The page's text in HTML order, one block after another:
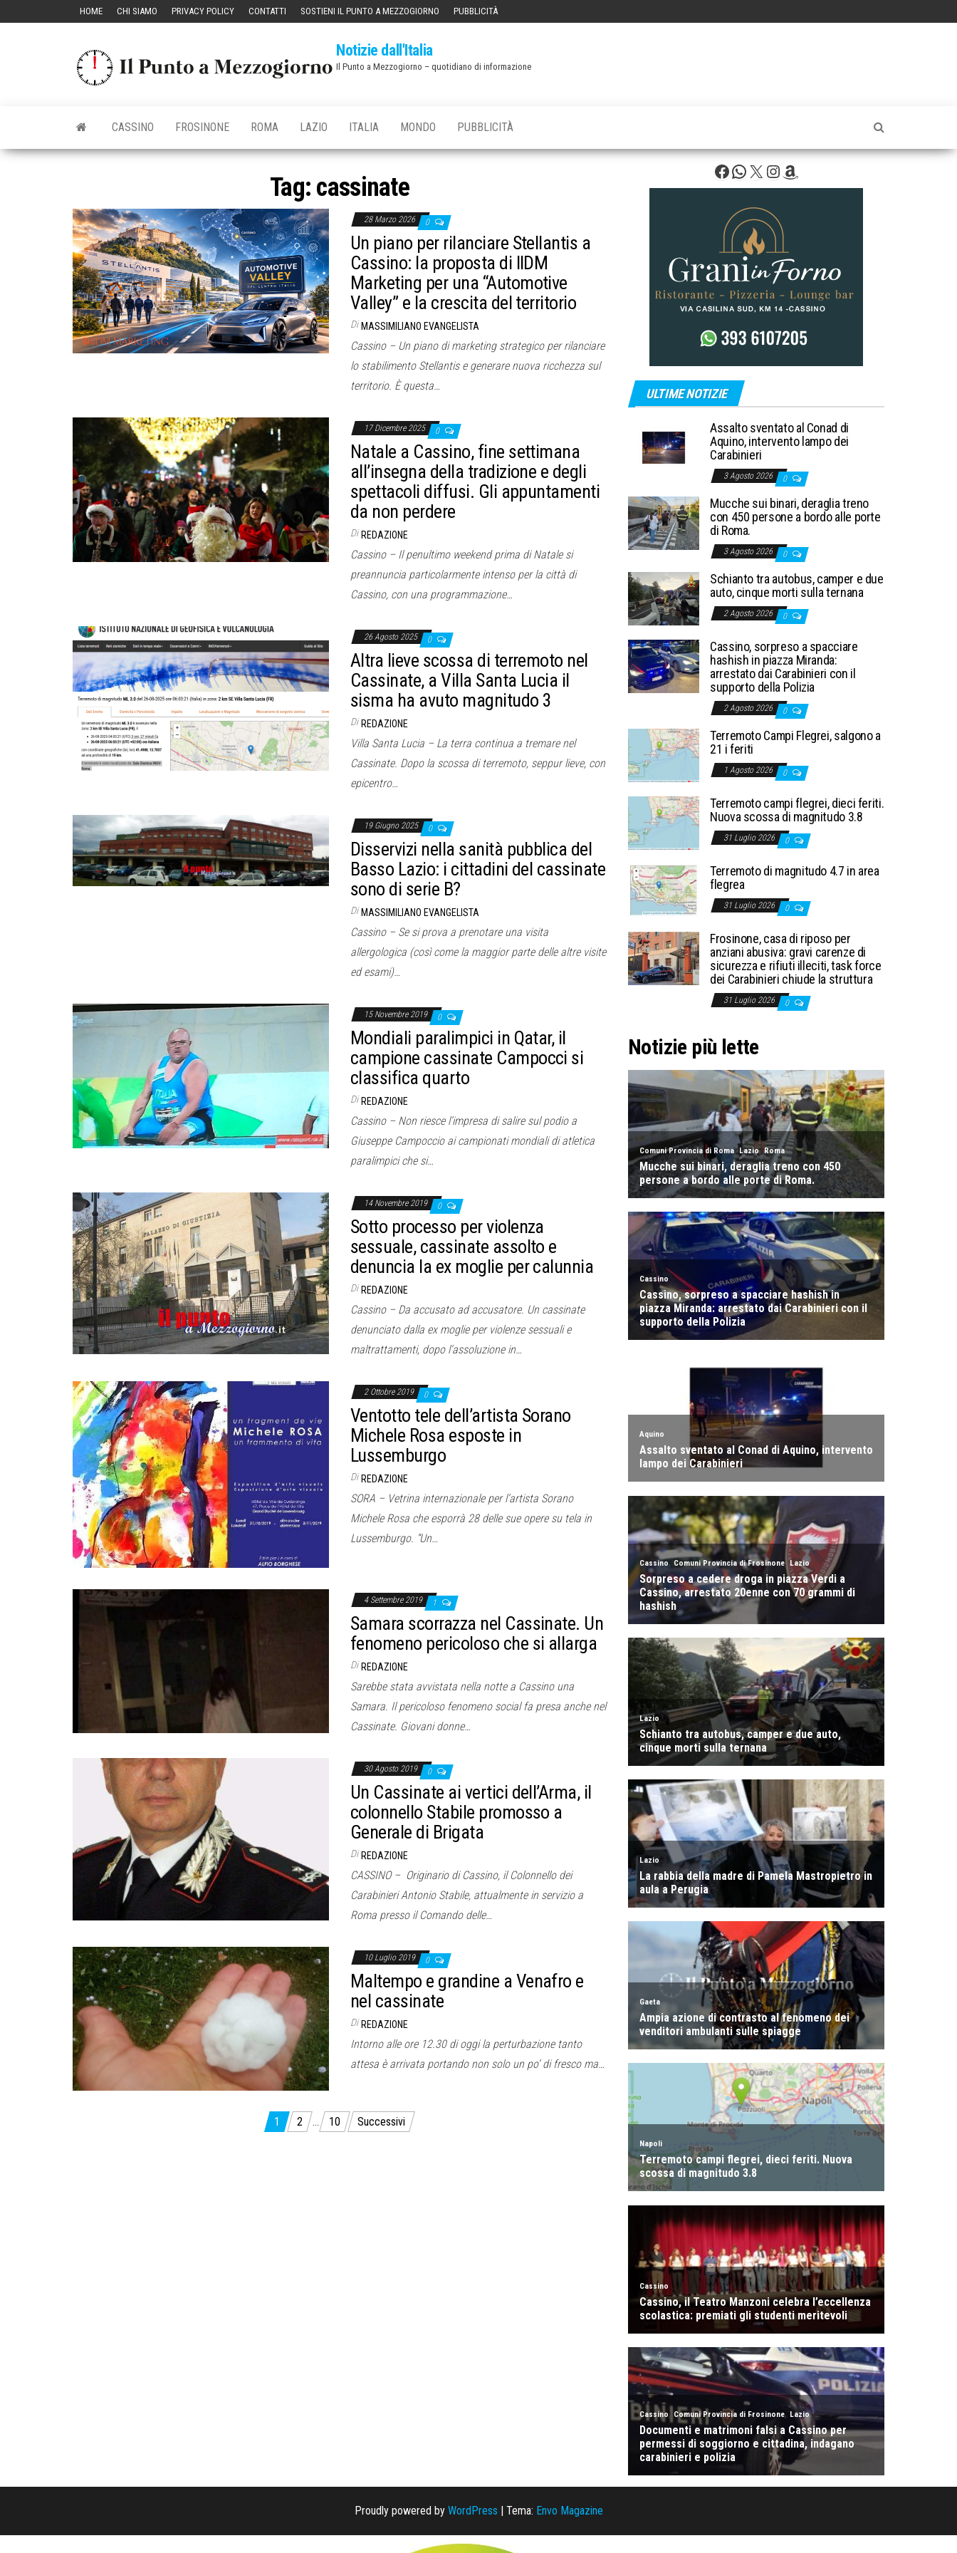
HOME CHI SIAMO PRIVACY POLICY CONTATTI SOSTIENI IL PUNTO A MEZZOGIORNO PUBBLICITÀ
Notizie dall'Italia
Il Punto a Mezzogiorno – quotidiano di informazione
CASSINO FROSINONE ROMA LAZIO ITALIA MONDO PUBBLICITÀ
Tag: cassinate
28 Marzo 2026 0
Un piano per rilanciare Stellantis a
Cassino: la proposta di IIDM
Marketing per una “Automotive
Valley” e la crescita del territorio
Di MASSIMILIANO EVANGELISTA
Cassino – Un piano di marketing strategico per rilanciare
lo stabilimento Stellantis e generare nuova ricchezza sul
territorio. È questa…
17 Dicembre 2025 0
Natale a Cassino, fine settimana
all’insegna della tradizione e degli
spettacoli diffusi. Gli appuntamenti
da non perdere
Di REDAZIONE
Cassino – Il penultimo weekend prima di Natale si
preannuncia particolarmente intenso per la città di
Cassino, con una programmazione…
26 Agosto 2025 0
Altra lieve scossa di terremoto nel
Cassinate, a Villa Santa Lucia il
sisma ha avuto magnitudo 3
Di REDAZIONE
Villa Santa Lucia – La terra continua a tremare nel
Cassinate. Dopo la scossa di terremoto, seppur lieve, con
epicentro…
19 Giugno 2025 0
Disservizi nella sanità pubblica del
Basso Lazio: i cittadini del cassinate
sono di serie B?
Di MASSIMILIANO EVANGELISTA
Cassino – Se si prova a prenotare una visita
allergologica (così come la maggior parte delle altre visite
ed esami)…
15 Novembre 2019 0
Mondiali paralimpici in Qatar, il
campione cassinate Campocci si
classifica quarto
Di REDAZIONE
Cassino – Non riesce l’impresa di salire sul podio a
Giuseppe Campoccio ai campionati mondiali di atletica
paralimpici che si…
14 Novembre 2019 0
Sotto processo per violenza
sessuale, cassinate assolto e
denuncia la ex moglie per calunnia
Di REDAZIONE
Cassino – Da accusato ad accusatore. Un cassinate
denunciato dalla ex moglie per violenze sessuali e
maltrattamenti, dopo l’assoluzione in…
2 Ottobre 2019 0
Ventotto tele dell’artista Sorano
Michele Rosa esposte in
Lussemburgo
Di REDAZIONE
SORA – Vetrina internazionale per l’artista Sorano
Michele Rosa che esporrà 28 delle sue opere su tela in
Lussemburgo. “Un…
4 Settembre 2019 1
Samara scorrazza nel Cassinate. Un
fenomeno pericoloso che si allarga
Di REDAZIONE
Sarebbe stata avvistata nella notte a Cassino una
Samara. Il pericoloso fenomeno social fa presa anche nel
Cassinate. Giovani donne…
30 Agosto 2019 0
Un Cassinate ai vertici dell’Arma, il
colonnello Stabile promosso a
Generale di Brigata
Di REDAZIONE
CASSINO – Originario di Cassino, il Colonnello dei
Carabinieri Antonio Stabile, attualmente in servizio a
Roma presso il Comando delle…
10 Luglio 2019 0
Maltempo e grandine a Venafro e
nel cassinate
Di REDAZIONE
Intorno alle ore 12.30 di oggi la perturbazione tanto
attesa è arrivata portando non solo un po’ di fresco ma…
1 2 … 10 Successivi
Facebook
WhatsApp
X Instagram
Amazon
ULTIME NOTIZIE
Assalto sventato al Conad di
Aquino, intervento lampo dei
Carabinieri
3 Agosto 2026 0
Mucche sui binari, deraglia treno
con 450 persone a bordo alle porte
di Roma.
3 Agosto 2026 0
Schianto tra autobus, camper e due
auto, cinque morti sulla ternana
2 Agosto 2026 0
Cassino, sorpreso a spacciare
hashish in piazza Miranda:
arrestato dai Carabinieri con il
supporto della Polizia
2 Agosto 2026 0
Terremoto Campi Flegrei, salgono a
21 i feriti
1 Agosto 2026 0
Terremoto campi flegrei, dieci feriti.
Nuova scossa di magnitudo 3.8
31 Luglio 2026 0
Terremoto di magnitudo 4.7 in area
flegrea
31 Luglio 2026 0
Frosinone, casa di riposo per
anziani abusiva: gravi carenze di
sicurezza e rifiuti illeciti, task force
dei Carabinieri chiude la struttura
31 Luglio 2026 0
Notizie più lette
Proudly powered by WordPress | Tema: Envo Magazine